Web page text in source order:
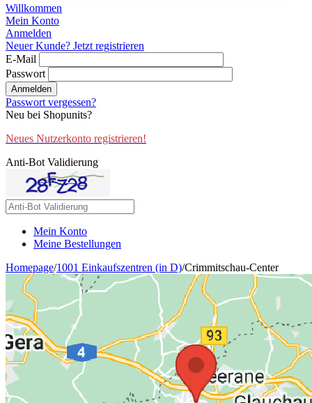
Willkommen
Mein Konto
Anmelden
Neuer Kunde? Jetzt registrieren
E-Mail
Passwort
Anmelden
Passwort vergessen?
Neu bei Shopunits?
Neues Nutzerkonto registrieren!
Anti-Bot Validierung
Mein Konto
Meine Bestellungen
Homepage/1001 Einkaufszentren (in D)/Crimmitschau-Center